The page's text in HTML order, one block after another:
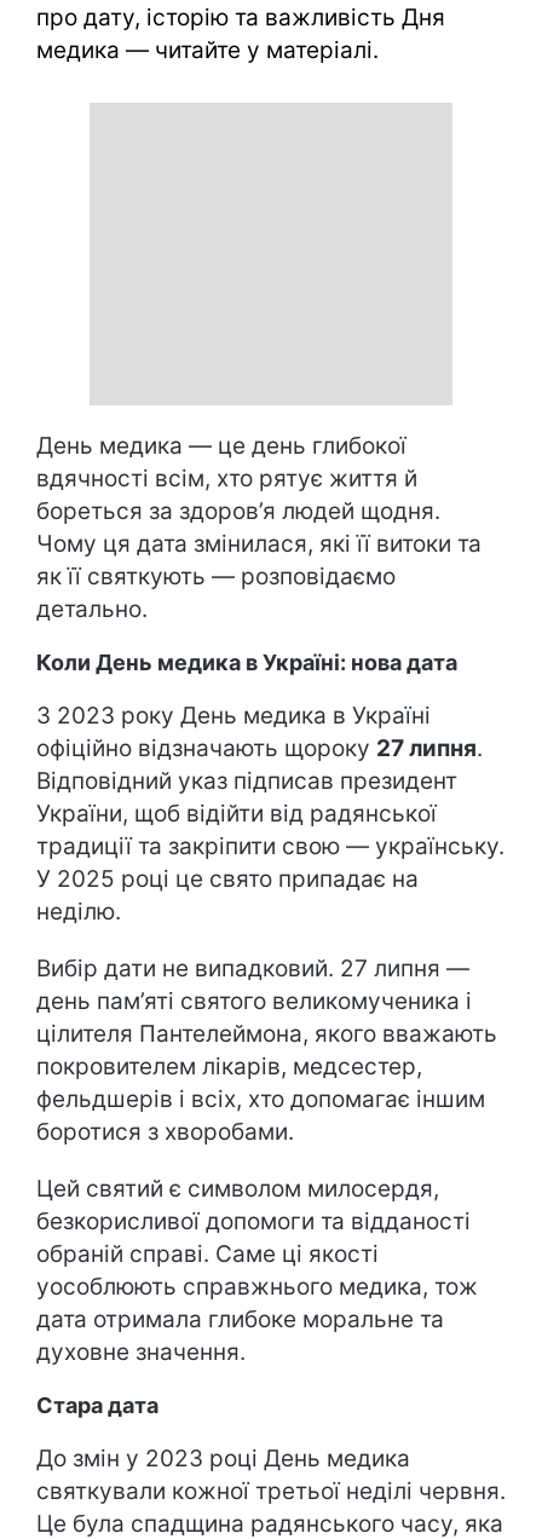
про дату, історію та важливість Дня
медика — читайте у матеріалі.
День медика — це день глибокої
вдячності всім, хто рятує життя й
бореться за здоров’я людей щодня.
Чому ця дата змінилася, які її витоки та
як її святкують — розповідаємо
детально.
Коли День медика в Україні: нова дата
З 2023 року День медика в Україні
офіційно відзначають щороку 27 липня.
Відповідний указ підписав президент
України, щоб відійти від радянської
традиції та закріпити свою — українську.
У 2025 році це свято припадає на
неділю.
Вибір дати не випадковий. 27 липня —
день пам’яті святого великомученика і
цілителя Пантелеймона, якого вважають
покровителем лікарів, медсестер,
фельдшерів і всіх, хто допомагає іншим
боротися з хворобами.
Цей святий є символом милосердя,
безкорисливої допомоги та відданості
обраній справі. Саме ці якості
уособлюють справжнього медика, тож
дата отримала глибоке моральне та
духовне значення.
Стара дата
До змін у 2023 році День медика
святкували кожної третьої неділі червня.
Це була спадщина радянського часу, яка